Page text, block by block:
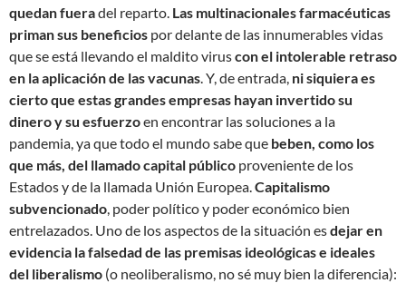
quedan fueradel reparto. Las multinacionales farmacéuticas
priman sus beneficios por delante de las innumerables vidas
que se está llevando el maldito viruscon el intolerable retraso
en la aplicación de las vacunas . Y, de entrada, ni siquiera es
cierto que estas grandes empresas hayan invertido su
dinero y su esfuerzoen encontrar las soluciones a la
pandemia, ya que todo el mundo sabe que beben, como los
que más, del llamado capital público proveniente de los
Estados y de la llamada Unión Europea. Capitalismo
subvencionado , poder político y poder económico bien
entrelazados. Uno de los aspectos de la situación esdejar en
evidencia la falsedad de las premisas ideológicas e ideales
del liberalismo (o neoliberalismo, no sé muy bien la diferencia):